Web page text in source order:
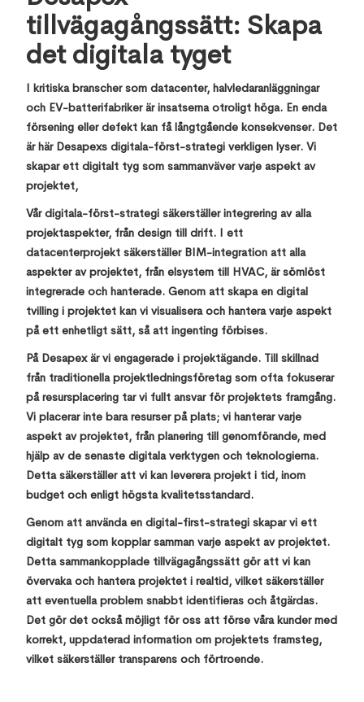
tillvägagångssätt: Skapa
det digitala tyget
I kritiska branscher som datacenter, halvledaranläggningar
och EV-batterifabriker är insatserna otroligt höga. En enda
försening eller defekt kan få långtgående konsekvenser. Det
är här Desapexs digitala-först-strategi verkligen lyser. Vi
skapar ett digitalt tyg som sammanväver varje aspekt av
projektet,
Vår digitala-först-strategi säkerställer integrering av alla
projektaspekter, från design till drift. I ett
datacenterprojekt säkerställer BIM-integration att alla
aspekter av projektet, från elsystem till HVAC, är sömlöst
integrerade och hanterade. Genom att skapa en digital
tvilling i projektet kan vi visualisera och hantera varje aspekt
på ett enhetligt sätt, så att ingenting förbises.
På Desapex är vi engagerade i projektägande. Till skillnad
från traditionella projektledningsföretag som ofta fokuserar
på resursplacering tar vi fullt ansvar för projektets framgång.
Vi placerar inte bara resurser på plats; vi hanterar varje
aspekt av projektet, från planering till genomförande, med
hjälp av de senaste digitala verktygen och teknologierna.
Detta säkerställer att vi kan leverera projekt i tid, inom
budget och enligt högsta kvalitetsstandard.
Genom att använda en digital-first-strategi skapar vi ett
digitalt tyg som kopplar samman varje aspekt av projektet.
Detta sammankopplade tillvägagångssätt gör att vi kan
övervaka och hantera projektet i realtid, vilket säkerställer
att eventuella problem snabbt identifieras och åtgärdas.
Det gör det också möjligt för oss att förse våra kunder med
korrekt, uppdaterad information om projektets framsteg,
vilket säkerställer transparens och förtroende.